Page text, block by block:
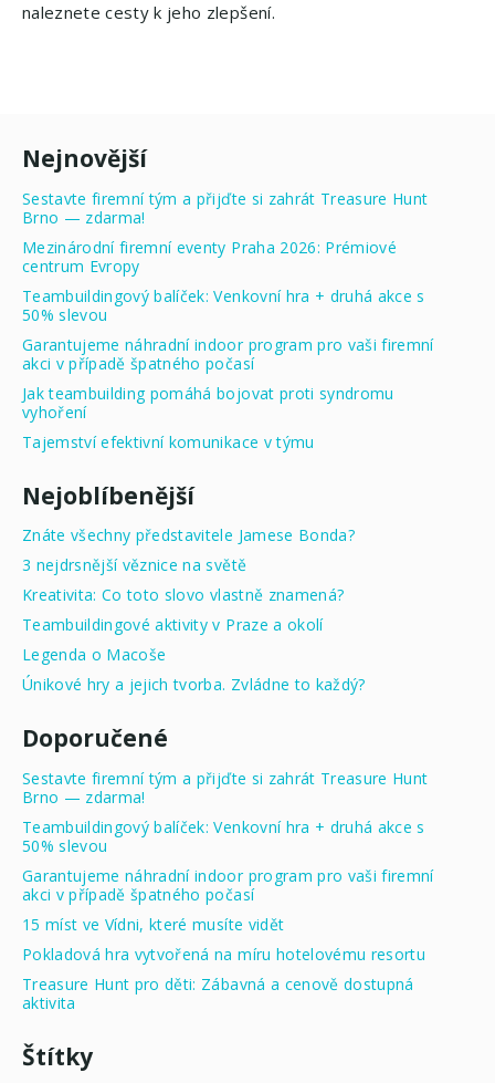
naleznete cesty k jeho zlepšení.
Nejnovější
Sestavte firemní tým a přijďte si zahrát Treasure Hunt
Brno — zdarma!
Mezinárodní firemní eventy Praha 2026: Prémiové
centrum Evropy
Teambuildingový balíček: Venkovní hra + druhá akce s
50% slevou
Garantujeme náhradní indoor program pro vaši firemní
akci v případě špatného počasí
Jak teambuilding pomáhá bojovat proti syndromu
vyhoření
Tajemství efektivní komunikace v týmu
Nejoblíbenější
Znáte všechny představitele Jamese Bonda?
3 nejdrsnější věznice na světě
Kreativita: Co toto slovo vlastně znamená?
Teambuildingové aktivity v Praze a okolí
Legenda o Macoše
Únikové hry a jejich tvorba. Zvládne to každý?
Doporučené
Sestavte firemní tým a přijďte si zahrát Treasure Hunt
Brno — zdarma!
Teambuildingový balíček: Venkovní hra + druhá akce s
50% slevou
Garantujeme náhradní indoor program pro vaši firemní
akci v případě špatného počasí
15 míst ve Vídni, které musíte vidět
Pokladová hra vytvořená na míru hotelovému resortu
Treasure Hunt pro děti: Zábavná a cenově dostupná
aktivita
Štítky